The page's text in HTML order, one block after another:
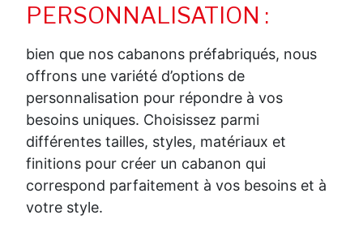
PERSONNALISATION :
bien que nos cabanons préfabriqués, nous
offrons une variété d’options de
personnalisation pour répondre à vos
besoins uniques. Choisissez parmi
différentes tailles, styles, matériaux et
finitions pour créer un cabanon qui
correspond parfaitement à vos besoins et à
votre style.